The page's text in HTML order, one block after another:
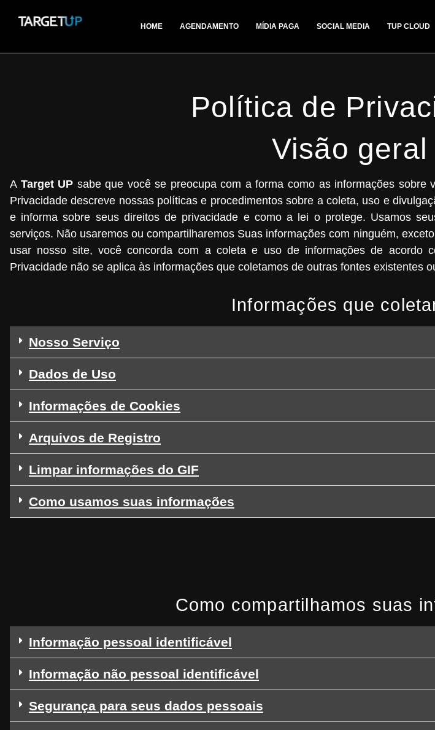
HOME AGENDAMENTO MÍDIA PAGA SOCIAL MEDIA TUP CLOUD
Política de
Visão geral
A Target UP sabe que você se preocupa com a forma como as informações sobre
Privacidade descreve nossas políticas e procedimentos sobre a coleta, uso e
e informa sobre seus direitos de privacidade e como a lei o protege. Usamos
serviços. Não usaremos ou compartilharemos Suas informações com ninguém,
usar nosso site, você concorda com a coleta e uso de informações de acordo
Privacidade não se aplica às informações que coletamos de outras fontes existentes
Informações que
Nosso Serviço
Dados de Uso
Informações de Cookies
Arquivos de Registro
Limpar informações do GIF
Como usamos suas informações
Como compartilhamos suas
Informação pessoal identificável
Informação não pessoal identificável
Segurança para seus dados pessoais